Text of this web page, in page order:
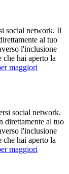
social network. Il
al tuo
l'inclusione
hai aperto la
maggiori
social network.
direttamente al tuo
l'inclusione
hai aperto la
maggiori